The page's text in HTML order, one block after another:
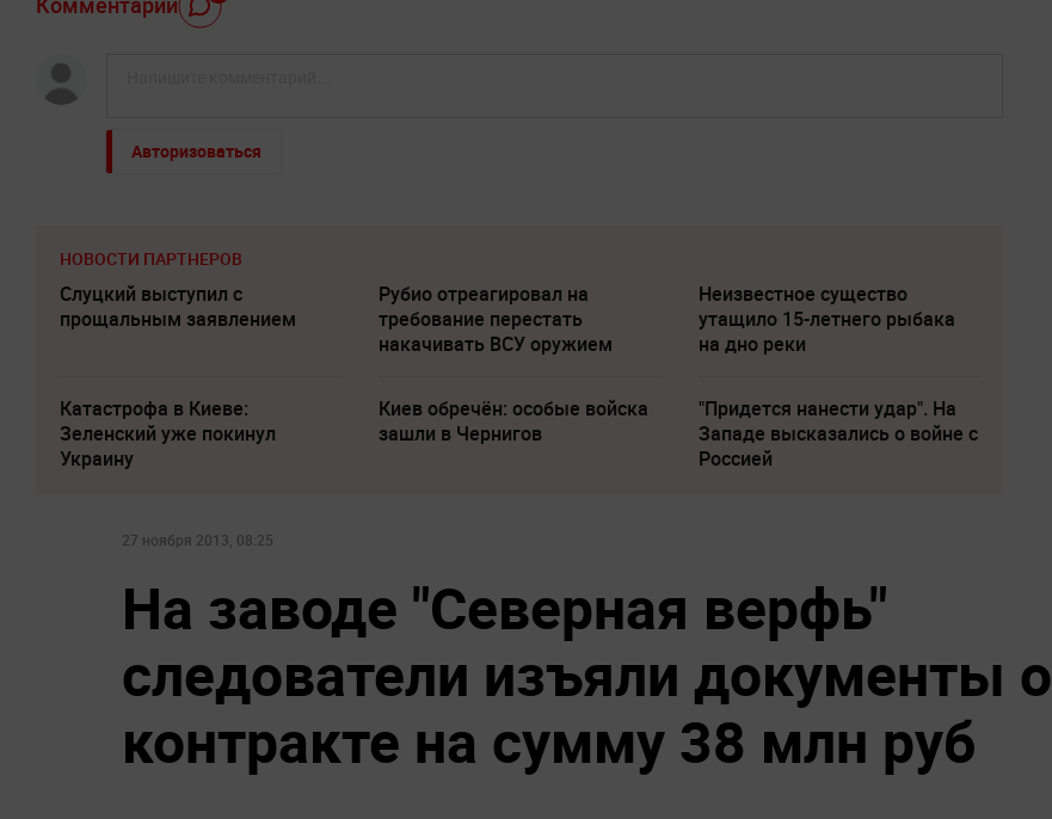
Авторизоваться
НОВОСТИ ПАРТНЕРОВ
Слуцкий выступил с
прощальным заявлением
Рубио отреагировал на
требование перестать
накачивать ВСУ оружием
Неизвестное существо
утащило 15-летнего рыбака
на дно реки
Катастрофа в Киеве:
Зеленский уже покинул
Украину
Киев обречён: особые войска
зашли в Чернигов
"Придется нанести удар". На
Западе высказались о войне с
Россией
27 ноября 2013, 08:25
На заводе "Северная верфь"
следователи изъяли документы о
контракте на сумму 38 млн руб